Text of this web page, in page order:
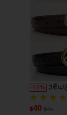
-18%
3ชิ้น/
PU
เหม
ฤดูใ
1000+ ขายแล้ว
฿40